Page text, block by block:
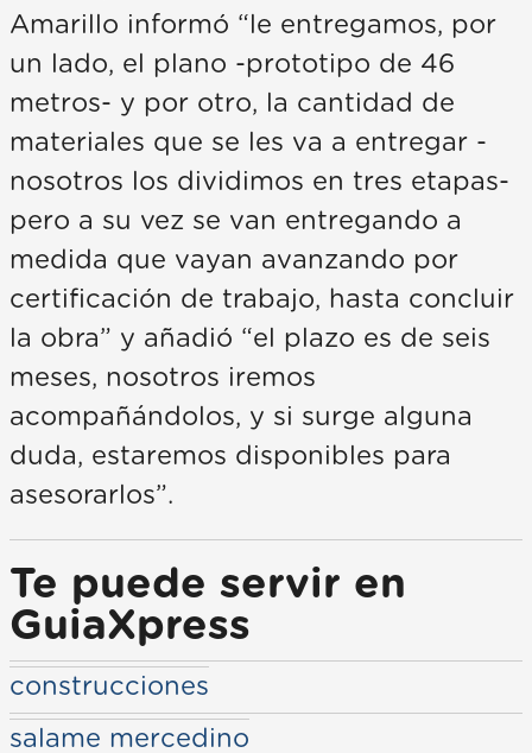
Amarillo informó “le entregamos, por
un lado, el plano -prototipo de 46
metros- y por otro, la cantidad de
materiales que se les va a entregar -
nosotros los dividimos en tres etapas-
pero a su vez se van entregando a
medida que vayan avanzando por
certificación de trabajo, hasta concluir
la obra” y añadió “el plazo es de seis
meses, nosotros iremos
acompañándolos, y si surge alguna
duda, estaremos disponibles para
asesorarlos”.
Te puede servir en
GuiaXpress
construcciones
salame mercedino